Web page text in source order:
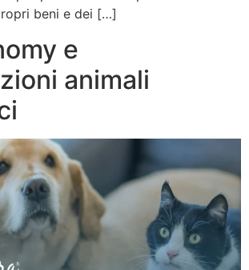
beni e dei […]
e
animali